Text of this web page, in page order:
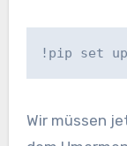
!pip set
Wir müssen